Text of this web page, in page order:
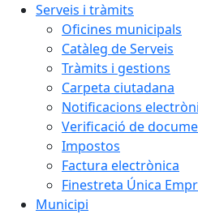
Serveis i tràmits
Oficines municipals
Catàleg de Serveis
Tràmits i gestions
Carpeta ciutadana
Notificacions
Verificació de
Impostos
Factura electrònica
Finestreta Única
Municipi